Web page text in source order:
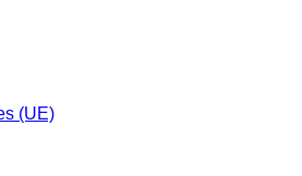
(UE)